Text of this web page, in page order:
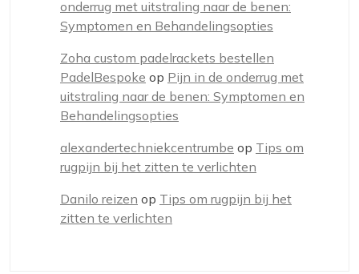
onderrug met uitstraling naar de benen:
Symptomen en Behandelingsopties
Zoha custom padelrackets bestellen
PadelBespoke op Pijn in de onderrug met
uitstraling naar de benen: Symptomen en
Behandelingsopties
alexandertechniekcentrumbe op Tips om
rugpijn bij het zitten te verlichten
Danilo reizen op Tips om rugpijn bij het
zitten te verlichten